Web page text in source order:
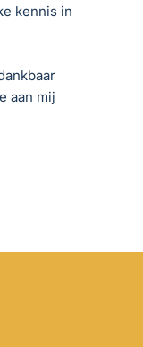
kennis in
aan mij